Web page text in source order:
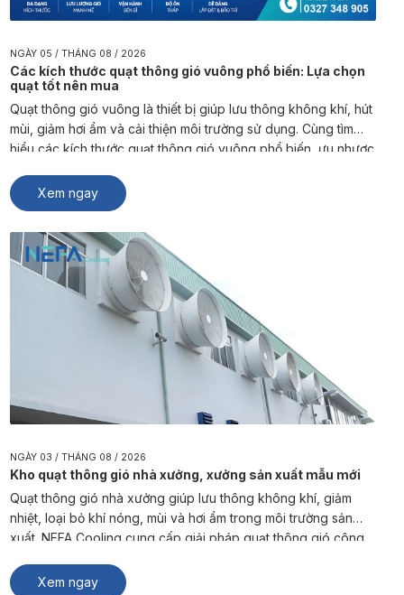
NGÀY 05 / THÁNG 08 / 2026
Các kích thước quạt thông gió vuông phổ biến: Lựa chọn
quạt tốt nên mua
Quạt thông gió vuông là thiết bị giúp lưu thông không khí, hút
mùi, giảm hơi ẩm và cải thiện môi trường sử dụng. Cùng tìm
hiểu các kích thước quạt thông gió vuông phổ biến, ưu nhược
Quạt thông gió vuông là […]
Xem ngay
NGÀY 03 / THÁNG 08 / 2026
Kho quạt thông gió nhà xưởng, xưởng sản xuất mẫu mới
Quạt thông gió nhà xưởng giúp lưu thông không khí, giảm
nhiệt, loại bỏ khí nóng, mùi và hơi ẩm trong môi trường sản
xuất. NEFA Cooling cung cấp giải pháp quạt thông gió công
Xem thêm: Thông gió biệt thự Quạt […]
Xem ngay